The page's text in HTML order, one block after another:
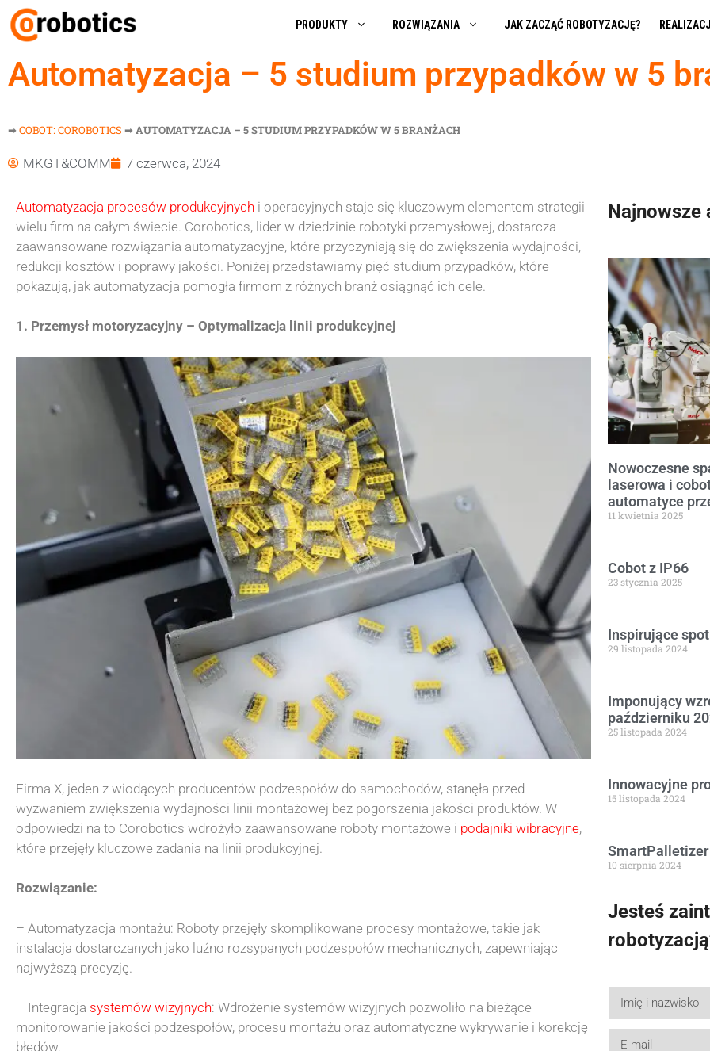
PRODUKTY ROZWIĄZANIA JAK ZACZĄĆ ROBOTYZACJĘ?
Automatyzacja – 5 studium przypadków w 5
➡COBOT: COROBOTICS ➡AUTOMATYZACJA – 5 STUDIUM PRZYPADKÓW W 5 BRANŻACH
MKGT&COMM 7 czerwca, 2024
Automatyzacja procesów produkcyjnych i operacyjnych staje się kluczowym elementem strategii
wielu firm na całym świecie. Corobotics, lider w dziedzinie robotyki przemysłowej, dostarcza
zaawansowane rozwiązania automatyzacyjne, które przyczyniają się do zwiększenia wydajności,
redukcji kosztów i poprawy jakości. Poniżej przedstawiamy pięć studium przypadków, które
pokazują, jak automatyzacja pomogła firmom z różnych branż osiągnąć ich cele.
1. Przemysł motoryzacyjny – Optymalizacja linii produkcyjnej
Firma X, jeden z wiodących producentów podzespołów do samochodów, stanęła przed
wyzwaniem zwiększenia wydajności linii montażowej bez pogorszenia jakości produktów. W
odpowiedzi na to Corobotics wdrożyło zaawansowane roboty montażowe i podajniki wibracyjne,
które przejęły kluczowe zadania na linii produkcyjnej.
Rozwiązanie:
– Automatyzacja montażu: Roboty przejęły skomplikowane procesy montażowe, takie jak
instalacja dostarczanych jako luźno rozsypanych podzespołów mechanicznych, zapewniając
najwyższą precyzję.
– Integracja systemów wizyjnych: Wdrożenie systemów wizyjnych pozwoliło na bieżące
monitorowanie jakości podzespołów, procesu montażu oraz automatyczne wykrywanie i korekcję
błędów.
Najnowsze
Nowoczesne
laserowa i
automatyce
11 kwietnia 2025
Cobot z IP66
23 stycznia 2025
Inspirujące
29 listopada 2024
Imponujący
październiku
25 listopada 2024
Innowacyjne
15 listopada 2024
10 sierpnia 2024
Jesteś